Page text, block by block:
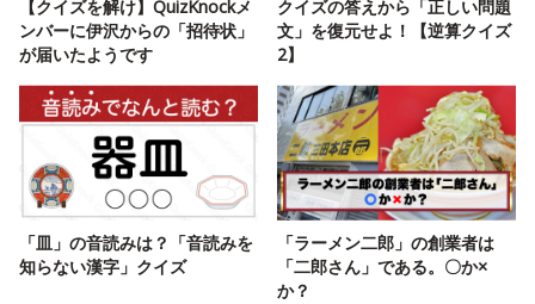
【クイズを解け】QuizKnockメ
ンバーに伊沢からの「招待状」
が届いたようです
クイズの答えから「正しい問題
文」を復元せよ！【逆算クイズ
2】
「皿」の音読みは？「音読みを
知らない漢字」クイズ
「ラーメン二郎」の創業者は
「二郎さん」である。〇か×
か？